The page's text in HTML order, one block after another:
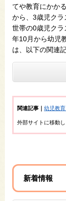
てや教育にかか
から、3歳児ク
世帯の0歳児ク
年10月から幼児
は、以下の関連
関連記事｜​ 幼児教
外部サイトに移動
新着情報